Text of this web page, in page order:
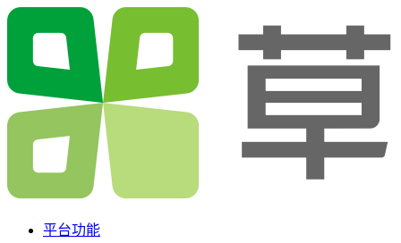
平台功能